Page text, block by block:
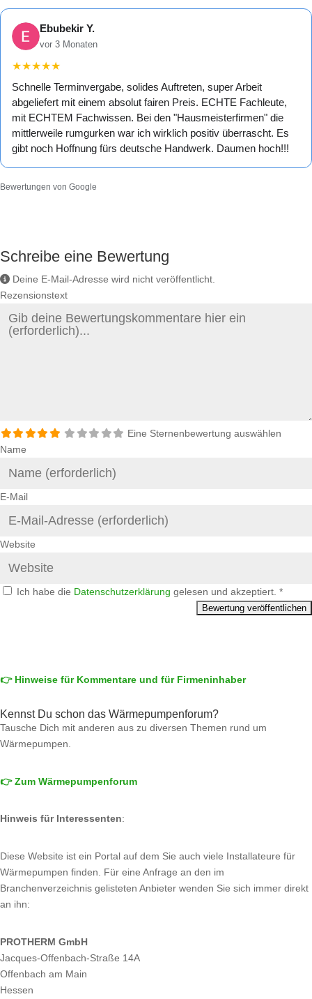
Ebubekir Y.
vor 3 Monaten
★★★★★
Schnelle Terminvergabe, solides Auftreten, super Arbeit
abgeliefert mit einem absolut fairen Preis. ECHTE Fachleute,
mit ECHTEM Fachwissen. Bei den "Hausmeisterfirmen" die
mittlerweile rumgurken war ich wirklich positiv überrascht. Es
gibt noch Hoffnung fürs deutsche Handwerk. Daumen hoch!!!
Bewertungen von Google
Schreibe eine Bewertung
Deine E-Mail-Adresse wird nicht veröffentlicht.
Rezensionstext
Eine Sternenbewertung auswählen
Name
E-Mail
Website
Ich habe die Datenschutzerklärung gelesen und akzeptiert. *
👉 Hinweise für Kommentare und für Firmeninhaber
Kennst Du schon das Wärmepumpenforum?
Tausche Dich mit anderen aus zu diversen Themen rund um
Wärmepumpen.
👉 Zum Wärmepumpenforum
Hinweis für Interessenten:
Diese Website ist ein Portal auf dem Sie auch viele Installateure für
Wärmepumpen finden. Für eine Anfrage an den im
Branchenverzeichnis gelisteten Anbieter wenden Sie sich immer direkt
an ihn:
PROTHERM GmbH
Jacques-Offenbach-Straße 14A
Offenbach am Main
Hessen